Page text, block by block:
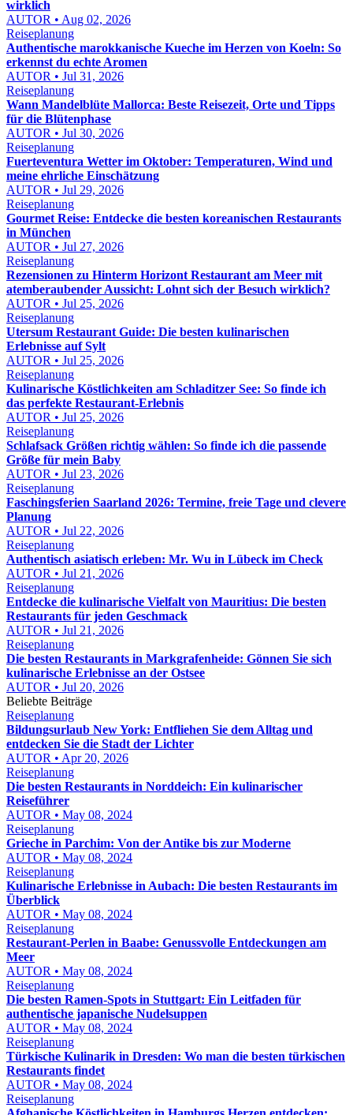
wirklich
AUTOR • Aug 02, 2026
Reiseplanung
Authentische marokkanische Kueche im Herzen von Koeln: So
erkennst du echte Aromen
AUTOR • Jul 31, 2026
Reiseplanung
Wann Mandelblüte Mallorca: Beste Reisezeit, Orte und Tipps
für die Blütenphase
AUTOR • Jul 30, 2026
Reiseplanung
Fuerteventura Wetter im Oktober: Temperaturen, Wind und
meine ehrliche Einschätzung
AUTOR • Jul 29, 2026
Reiseplanung
Gourmet Reise: Entdecke die besten koreanischen Restaurants
in München
AUTOR • Jul 27, 2026
Reiseplanung
Rezensionen zu Hinterm Horizont Restaurant am Meer mit
atemberaubender Aussicht: Lohnt sich der Besuch wirklich?
AUTOR • Jul 25, 2026
Reiseplanung
Utersum Restaurant Guide: Die besten kulinarischen
Erlebnisse auf Sylt
AUTOR • Jul 25, 2026
Reiseplanung
Kulinarische Köstlichkeiten am Schladitzer See: So finde ich
das perfekte Restaurant-Erlebnis
AUTOR • Jul 25, 2026
Reiseplanung
Schlafsack Größen richtig wählen: So finde ich die passende
Größe für mein Baby
AUTOR • Jul 23, 2026
Reiseplanung
Faschingsferien Saarland 2026: Termine, freie Tage und clevere
Planung
AUTOR • Jul 22, 2026
Reiseplanung
Authentisch asiatisch erleben: Mr. Wu in Lübeck im Check
AUTOR • Jul 21, 2026
Reiseplanung
Entdecke die kulinarische Vielfalt von Mauritius: Die besten
Restaurants für jeden Geschmack
AUTOR • Jul 21, 2026
Reiseplanung
Die besten Restaurants in Markgrafenheide: Gönnen Sie sich
kulinarische Erlebnisse an der Ostsee
AUTOR • Jul 20, 2026
Beliebte Beiträge
Reiseplanung
Bildungsurlaub New York: Entfliehen Sie dem Alltag und
entdecken Sie die Stadt der Lichter
AUTOR • Apr 20, 2026
Reiseplanung
Die besten Restaurants in Norddeich: Ein kulinarischer
Reiseführer
AUTOR • May 08, 2024
Reiseplanung
Grieche in Parchim: Von der Antike bis zur Moderne
AUTOR • May 08, 2024
Reiseplanung
Kulinarische Erlebnisse in Aubach: Die besten Restaurants im
Überblick
AUTOR • May 08, 2024
Reiseplanung
Restaurant-Perlen in Baabe: Genussvolle Entdeckungen am
Meer
AUTOR • May 08, 2024
Reiseplanung
Die besten Ramen-Spots in Stuttgart: Ein Leitfaden für
authentische japanische Nudelsuppen
AUTOR • May 08, 2024
Reiseplanung
Türkische Kulinarik in Dresden: Wo man die besten türkischen
Restaurants findet
AUTOR • May 08, 2024
Reiseplanung